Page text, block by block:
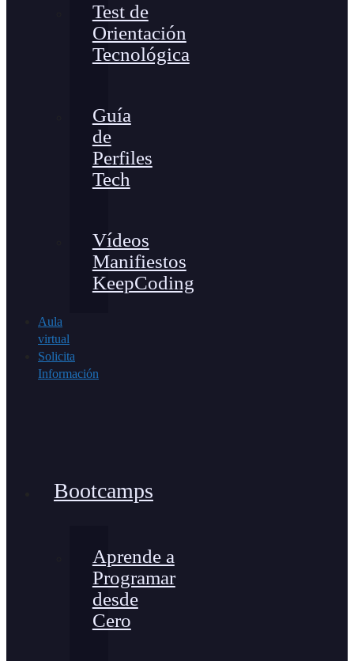
Test de
Orientación
Tecnológica
Guía
de
Perfiles
Tech
Vídeos
Manifiestos
KeepCoding
Aula
virtual
Solicita
Información
Bootcamps
Aprende a
Programar
desde
Cero